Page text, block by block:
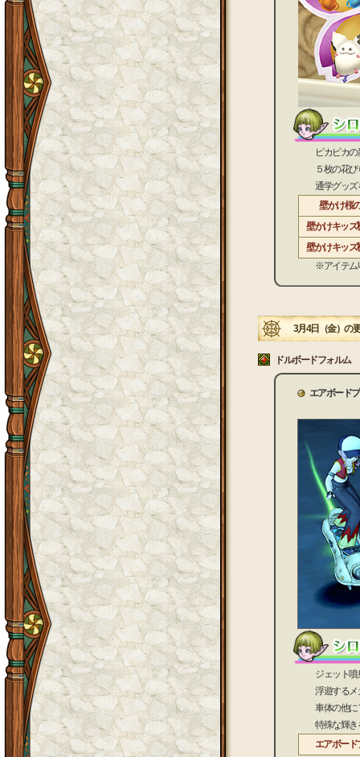
ピカピカの新
５枚の花びら
通学グッズを
壁かけ桜
壁かけキッズ
壁かけキッズ
※アイテム収
3月4日（金）の
ドルボードフォルム
エアボード
ジェット噴射
浮遊するメカ
車体の他にフ
特殊な輝きを
エアボード